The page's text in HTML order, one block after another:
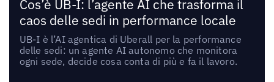
Cos’è UB-I: l’agente AI che trasforma il
caos delle sedi in performance locale
UB-I è l’AI agentica di Uberall per la performance
delle sedi: un agente AI autonomo che monitora
ogni sede, decide cosa conta di più e fa il lavoro.